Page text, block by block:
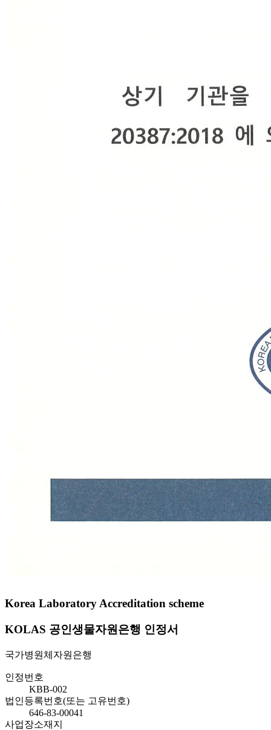
Korea Laboratory Accreditation scheme
KOLAS 공인생물자원은행 인정서
국가병원체자원은행
인정번호
KBB-002
법인등록번호(또는 고유번호)
646-83-00041
사업장소재지